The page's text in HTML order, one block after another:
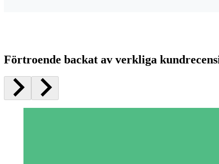
Förtroende backat av verkliga